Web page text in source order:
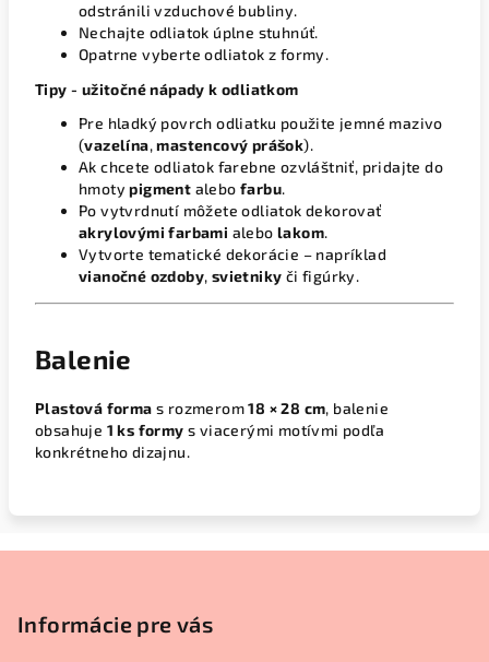
odstránili vzduchové bubliny.
Nechajte odliatok úplne stuhnúť.
Opatrne vyberte odliatok z formy.
Tipy - užitočné nápady k odliatkom
Pre hladký povrch odliatku použite jemné mazivo
(vazelína,mastencový prášok).
Ak chcete odliatok farebne ozvláštniť, pridajte do
hmotypigment alebofarbu.
Po vytvrdnutí môžete odliatok dekorovať
akrylovými farbami alebolakom.
Vytvorte tematické dekorácie – napríklad
vianočné ozdoby, svietniky či figúrky.
Balenie
Plastová forma s rozmerom18 × 28 cm, balenie
obsahuje 1 ks formy s viacerými motívmi podľa
konkrétneho dizajnu.
Informácie pre vás